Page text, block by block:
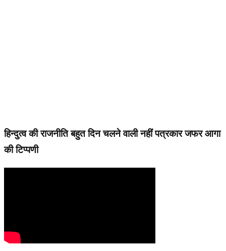
हिन्दुत्व की राजनीति बहुत दिन चलने वाली नहीं पत्रकार जफर आगा
की टिप्पणी